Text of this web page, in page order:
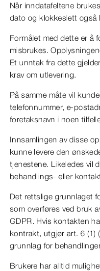
Når inndatafeltene
dato og klokkeslett også
Formålet med dette er å
misbrukes.
Et unntak fra dette
krav om utlevering.
På samme måte vil
telefonnummer, e-
foretaksnavn i noen
Innsamlingen av disse
kunne levere den
tjenestene. Likeledes vil
behandlings- eller
Det rettslige grunnlaget
som overføres ved bruk
GDPR. Hvis kontakten
kontrakt, utgjør art. 6 (1)
grunnlag for
Brukere har alltid